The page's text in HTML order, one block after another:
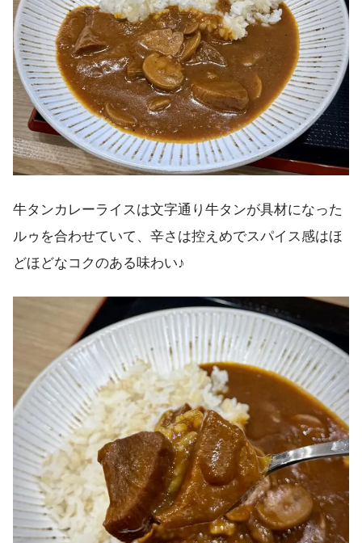
牛タンカレーライスは文字通り牛タンが具材になった
ルゥを合わせていて、辛さは控えめでスパイス感はほ
どほどなコクのある味わい♪